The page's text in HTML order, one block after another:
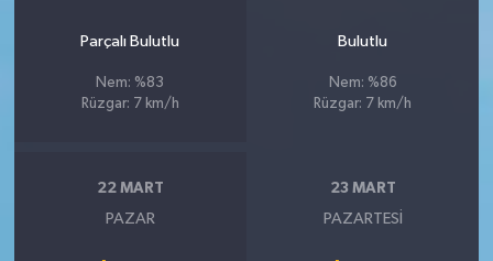
Parçalı Bulutlu
Nem: %83
Rüzgar: 7 km/h
Bulutlu
Nem: %86
Rüzgar: 7 km/h
22 MART
PAZAR
23 MART
PAZARTESI